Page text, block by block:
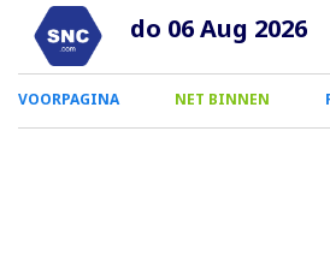
naar
inhoud
do 06 Aug 2026
0
Smartphone
VOORPAGINA NET BINNEN